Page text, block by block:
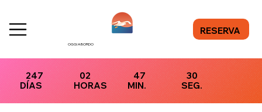
RESERVA
OGGI A BORDO
30
SEG.
47
MIN.
02
HORAS
247
DÍAS